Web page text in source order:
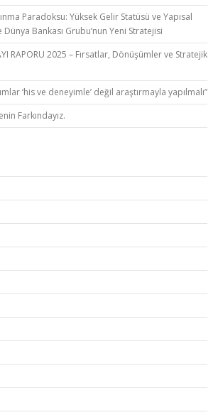
Paradoksu: Yüksek Gelir Statüsü ve Yapısal
Bankası Grubu’nun Yeni Stratejisi
RAPORU 2025 – Fırsatlar, Dönüşümler ve Stratejik
‘his ve deneyimle’ değil araştırmayla yapılmalı”
Farkındayız.